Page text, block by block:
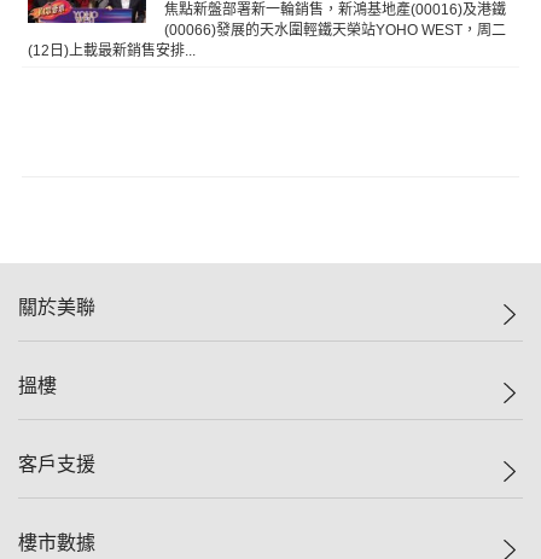
焦點新盤部署新一輪銷售，新鴻基地產(00016)及港鐵
(00066)發展的天水圍輕鐵天榮站YOHO WEST，周二
(12日)上載最新銷售安排...
關於美聯
美聯集團
人才招募
搵樓
一手新盤
客戶支援
自助放盤
樓市數據